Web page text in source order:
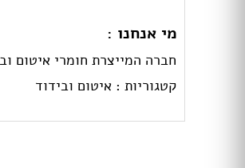
מי אנחנו :
חברה המייצרת חומרי איטום
קטגוריות :איטום ובידוד